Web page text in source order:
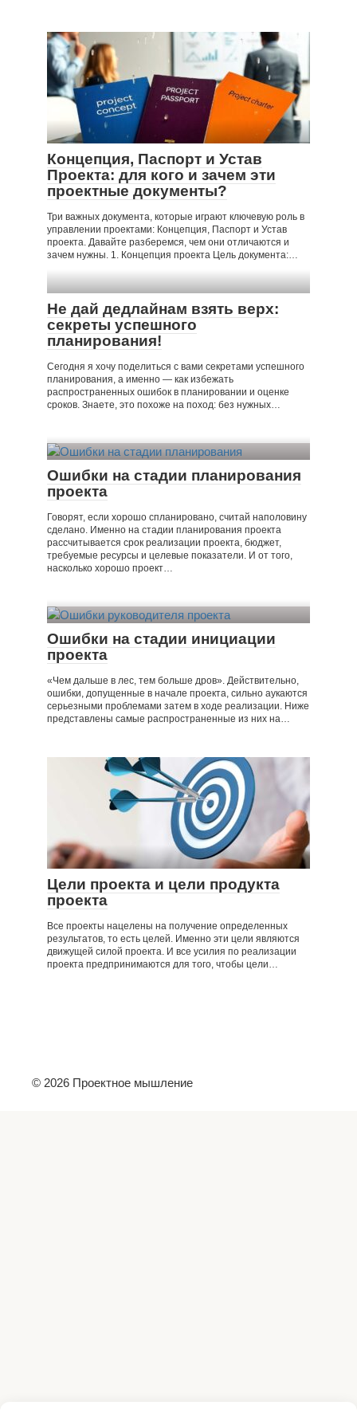
Концепция, Паспорт и Устав
Проекта: для кого и зачем эти
проектные документы?
Три важных документа, которые играют ключевую роль в
управлении проектами: Концепция, Паспорт и Устав
проекта. Давайте разберемся, чем они отличаются и
зачем нужны. 1. Концепция проекта Цель документа:…
Не дай дедлайнам взять верх:
секреты успешного
планирования!
Сегодня я хочу поделиться с вами секретами успешного
планирования, а именно — как избежать
распространенных ошибок в планировании и оценке
сроков. Знаете, это похоже на поход: без нужных…
Ошибки на стадии планирования
проекта
Говорят, если хорошо спланировано, считай наполовину
сделано. Именно на стадии планирования проекта
рассчитывается срок реализации проекта, бюджет,
требуемые ресурсы и целевые показатели. И от того,
насколько хорошо проект…
Ошибки на стадии инициации
проекта
«Чем дальше в лес, тем больше дров». Действительно,
ошибки, допущенные в начале проекта, сильно аукаются
серьезными проблемами затем в ходе реализации. Ниже
представлены самые распространенные из них на…
Цели проекта и цели продукта
проекта
Все проекты нацелены на получение определенных
результатов, то есть целей. Именно эти цели являются
движущей силой проекта. И все усилия по реализации
проекта предпринимаются для того, чтобы цели…
© 2026 Проектное мышление